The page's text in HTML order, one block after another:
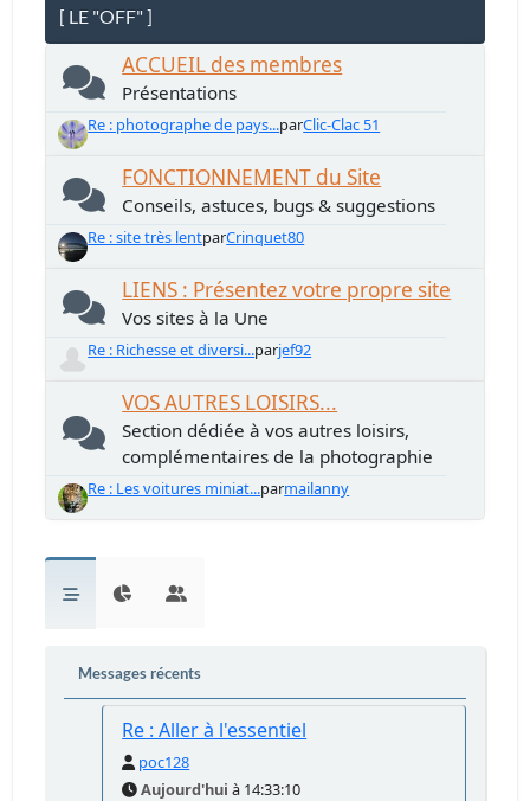
[ LE "OFF" ]
ACCUEIL des membres
Présentations
Re : photographe de pays...parClic-Clac 51
FONCTIONNEMENT du Site
Conseils, astuces, bugs & suggestions
Re : site très lentparCrinquet80
LIENS : Présentez votre propre site
Vos sites à la Une
Re : Richesse et diversi...parjef92
VOS AUTRES LOISIRS...
Section dédiée à vos autres loisirs,
complémentaires de la photographie
Re : Les voitures miniat...parmailanny
Messages récents
Re : Aller à l'essentiel
poc128
Aujourd'hui à 14:33:10